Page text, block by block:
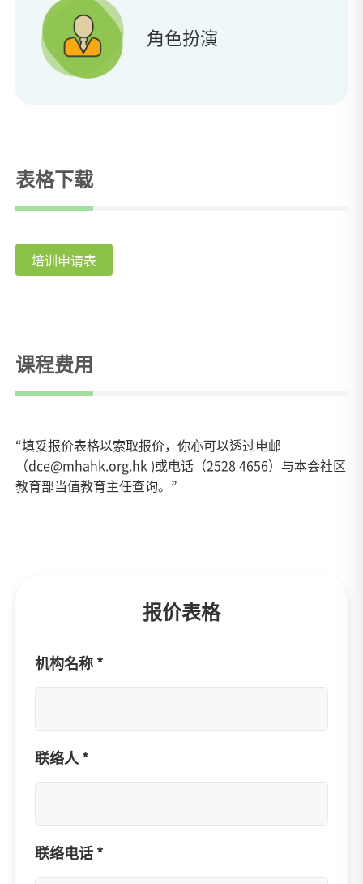
角色扮演
表格下载
培训申请表
课程费用
“填妥报价表格以索取报价，你亦可以透过电邮
（dce@mhahk.org.hk )或电话（2528 4656）与本会社区
教育部当值教育主任查询。”
报价表格
机构名称 *
联络人 *
联络电话 *